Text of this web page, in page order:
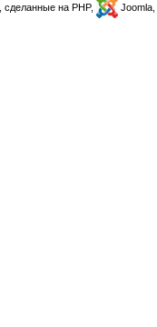
, сделанные на PHP, Joomla,